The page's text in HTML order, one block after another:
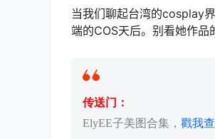
当我们聊起台湾的cosplay
端的COS天后。别看她作品
传送门：
ElyEE子美图合集， 戳我